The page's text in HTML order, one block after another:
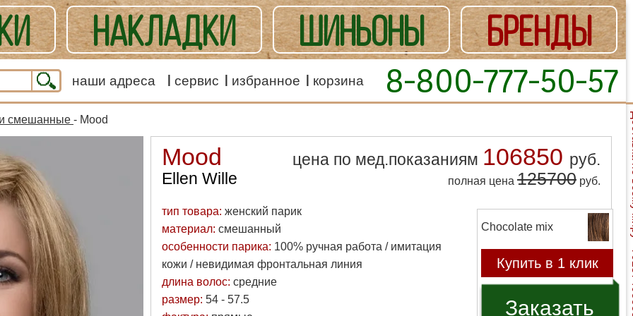
НАКЛАДКИ ШИНЬОНЫ БРЕНДЫ
наши адреса сервис избранное корзина 8-800-777-50-57
смешанные - Mood
Mood
Ellen Wille
цена по мед.показаниям 106850 руб.
полная цена 125700 руб.
тип товара: женский парик
материал: смешанный
особенности парика: 100% ручная работа / имитация
кожи / невидимая фронтальная линия
длина волос: средние
размер: 54 - 57.5
Chocolate mix
Купить в 1 клик
Заказать